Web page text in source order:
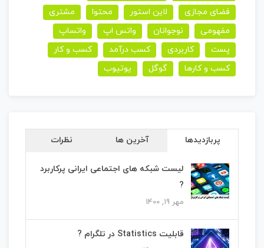
فضای مجازی
لاین استور محتوا
مشتری
مفهومی
نوجوانان واتس اپ
واتساپ
پست
کاربردی کسب درآمد
کسب و کار
کسب و کارها
گوگل یوتیوب
پربازدیدها آخرین ها نظرات
لیست شبکه های اجتماعی ایرانی پرکاربرد
?
مهر 19, 1400
قابلیت Statistics در تلگرام ?